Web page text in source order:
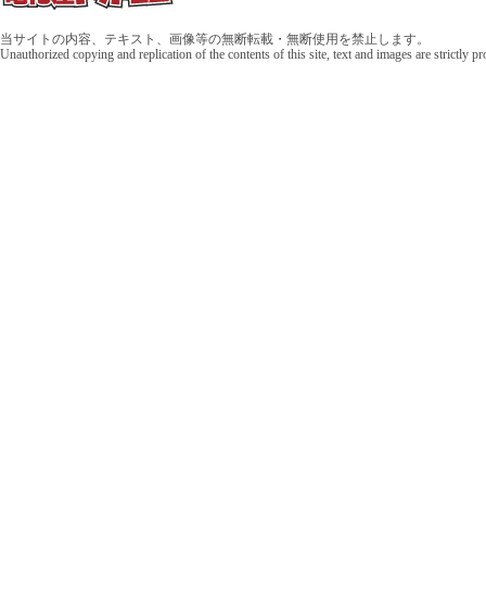
当サイトの内容、テキスト、画像等の無断転載・無断使用を禁止します。
Unauthorized copying and replication of the contents of this site, text and images are strictly